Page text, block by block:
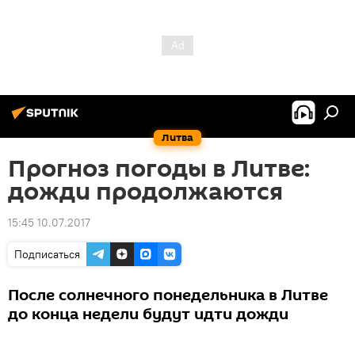
Литва
Прогноз погоды в Литве:
дожди продолжаются
15:45 10.07.2017
Подписаться
После солнечного понедельника в Литве
до конца недели будут идти дожди